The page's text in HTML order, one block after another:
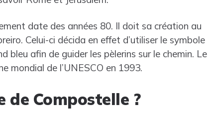
date des années 80. Il doit sa création au
Celui-ci décida en effet d’utiliser le symbole
bleu afin de guider les pèlerins sur le chemin. Le
mondial de l’UNESCO en 1993.
Compostelle ?